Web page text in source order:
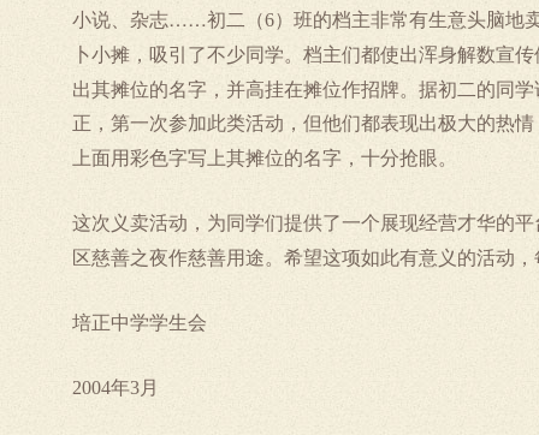
小说、杂志……初二（6）班的档主非常有生意头脑地
卜小摊，吸引了不少同学。档主们都使出浑身解数宣
出其摊位的名字，并高挂在摊位作招牌。据初二的同
正，第一次参加此类活动，但他们都表现出极大的热
上面用彩色字写上其摊位的名字，十分抢眼。
这次义卖活动，为同学们提供了一个展现经营才华的
区慈善之夜作慈善用途。希望这项如此有意义的活动
培正中学学生会
2004年3月